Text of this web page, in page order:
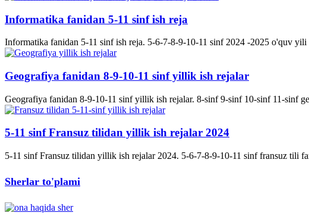
Informatika fanidan 5-11 sinf ish reja
Informatika fanidan 5-11 sinf ish reja. 5-6-7-8-9-10-11 sinf 2024 -2025 o'quv
Geografiya fanidan 8-9-10-11 sinf yillik ish rejalar
Geografiya fanidan 8-9-10-11 sinf yillik ish rejalar. 8-sinf 9-sinf 10-sinf 11-
5-11 sinf Fransuz tilidan yillik ish rejalar 2024
5-11 sinf Fransuz tilidan yillik ish rejalar 2024. 5-6-7-8-9-10-11 sinf fransuz tili
Sherlar to'plami